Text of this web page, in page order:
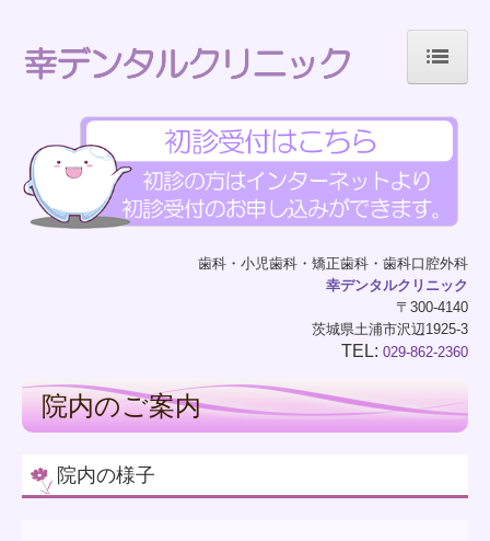
ホーム
ごあいさつ
初めての方へ
歯科・小児歯科・矯正歯科・歯科口腔外科
幸デンタルクリニック
〒300-4140
茨城県土浦市沢辺1925-3
TEL: 029-862-2360
院内のご案内
院内の様子